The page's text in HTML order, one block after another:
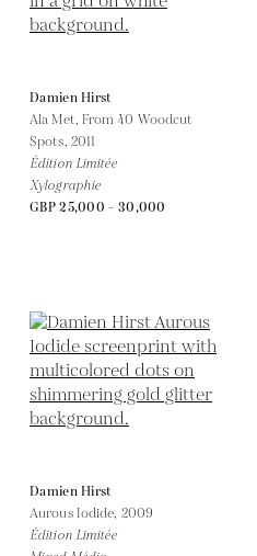
Damien Hirst
Ala Met, From 40 Woodcut
Spots, 2011
Édition Limitée
Xylographie
GBP 25,000 - 30,000
Damien Hirst
Aurous Iodide, 2009
Édition Limitée